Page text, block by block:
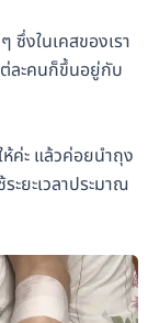
ซึ่งในเคสของเรา
ต่ละคนก็ขึ้นอยู่กับ
ค่ะ แล้วค่อยนำถุง
ะยะเวลาประมาณ